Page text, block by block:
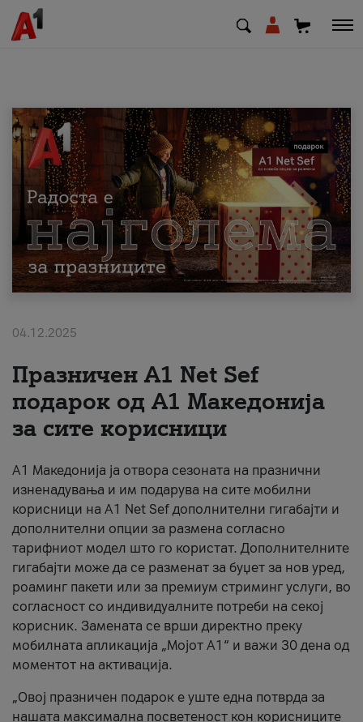
МК EN SQ
Приватни Деловни
Поддршка
Надополни кредит
За нас
#ПодобарОнлајн
04.12.2025
Празничен A1 Net Sеf
подарок од А1 Македонија
за сите корисници
А1 Македонија ја отвора сезоната на празнични
изненадувања и им подарува на сите мобилни
корисници на A1 Net Sef дополнителни гигабајти и
дополнителни опции за размена согласно
тарифниот модел што го користат. Дополнителните
гигабајти може да се разменат за буџет за нов уред,
роаминг пакети или за премиум стриминг услуги, во
согласност со индивидуалните потреби на секој
корисник. Замената се врши директно преку
мобилната апликација „Мојот А1“ и важи 30 дена од
моментот на активација.
„Овој празничен подарок е уште една потврда за
нашата максимална посветеност кон корисниците